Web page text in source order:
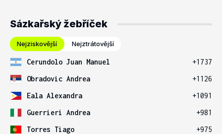
Sázkařský žebříček
Nejziskovější Nejztrátovější
Cerundolo Juan Manuel
+1737
Obradovic Andrea
+1126
Eala Alexandra
+1091
Guerrieri Andrea
+981
Torres Tiago
+975